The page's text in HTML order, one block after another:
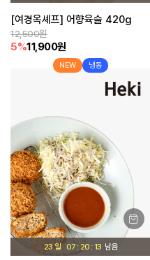
[여경옥셰프] 어향육슬 420g
12,500원
5%11,900원
NEW 냉동
23 일 07 20 12